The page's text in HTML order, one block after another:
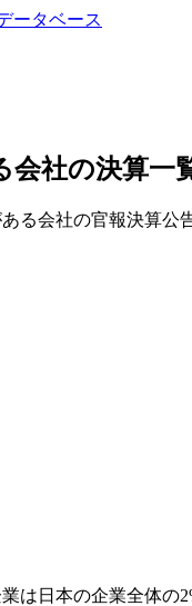
ータベース
会社の決算一
る会社の官報決算公
は日本の企業全体の